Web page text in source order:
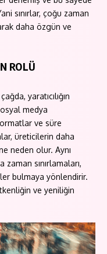
sınırlar, çoğu zaman
daha özgün ve
ROLÜ
yaratıcılığın
medya
ve süre
üreticilerin daha
neden olur. Aynı
sınırlamaları,
bulmaya yönlendirir.
ve yeniliğin